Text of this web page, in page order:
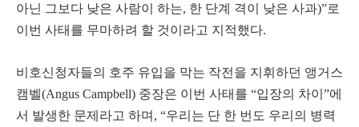
아닌 그보다 낮은 사람이 하는, 한 단계 격이 낮은 사과)”로
이번 사태를 무마하려 할 것이라고 지적했다.
비호신청자들의 호주 유입을 막는 작전을 지휘하던 앵거스
캠벨(Angus Campbell) 중장은 이번 사태를 “입장의 차이”에
서 발생한 문제라고 하며, “우리는 단 한 번도 우리의 병력